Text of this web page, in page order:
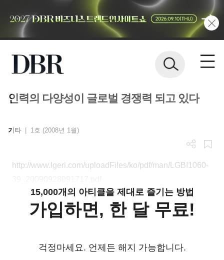
인력의 다양성이 글로벌 경쟁력 되고 있다
기타 1호 (2008년 1월)
http://www.lgeri.com/uploadFiles/ko/pdf/man/LGBI1060-
15,000개의 아티클을 제대로 즐기는 방법
가입하면, 한 달 무료!
걱정마세요. 언제든 해지 가능합니다.